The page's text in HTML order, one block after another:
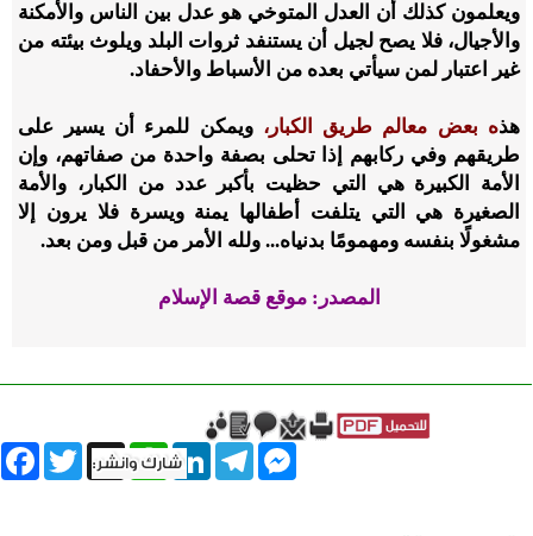
ويعلمون كذلك أن العدل المتوخي هو عدل بين الناس والأمكنة
والأجيال، فلا يصح لجيل أن يستنفد ثروات البلد ويلوث بيئته من
غير اعتبار لمن سيأتي بعده من الأسباط والأحفاد.
هذه بعض معالم طريق الكبار، ويمكن للمرء أن يسير على
طريقهم وفي ركابهم إذا تحلى بصفة واحدة من صفاتهم، وإن
الأمة الكبيرة هي التي حظيت بأكبر عدد من الكبار، والأمة
الصغيرة هي التي يتلفت أطفالها يمنة ويسرة فلا يرون إلا
مشغولًا بنفسه ومهمومًا بدنياه... ولله الأمر من قبل ومن بعد.
المصدر: موقع قصة الإسلام
Twitter X
WhatsAppLinkedInTelegram
Messenger